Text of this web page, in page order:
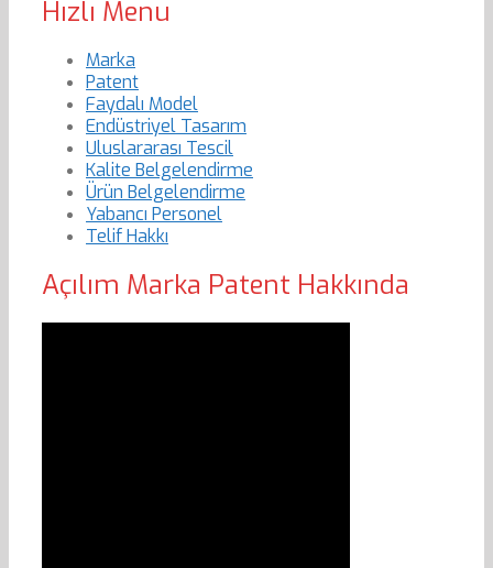
Hızlı Menu
Marka
Patent
Faydalı Model
Endüstriyel Tasarım
Uluslararası Tescil
Kalite Belgelendirme
Ürün Belgelendirme
Yabancı Personel
Telif Hakkı
Açılım Marka Patent Hakkında